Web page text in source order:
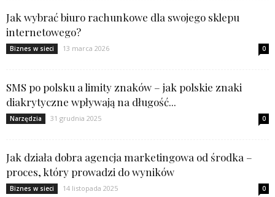
Jak wybrać biuro rachunkowe dla swojego sklepu
internetowego?
Biznes w sieci 13 marca 2026 0
SMS po polsku a limity znaków – jak polskie znaki
diakrytyczne wpływają na długość...
Narzędzia 31 grudnia 2025 0
Jak działa dobra agencja marketingowa od środka –
proces, który prowadzi do wyników
Biznes w sieci 14 listopada 2025 0